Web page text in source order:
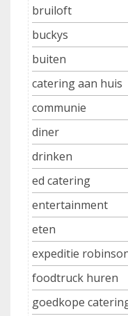
bruiloft
buckys
buiten
catering aan huis
communie
diner
drinken
ed catering
entertainment
eten
expeditie
foodtruck huren
goedkope